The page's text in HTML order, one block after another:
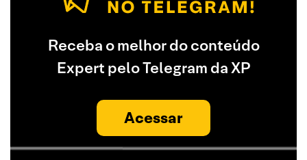
Receba o melhor do conteúdo
Expert pelo Telegram da XP
Acessar